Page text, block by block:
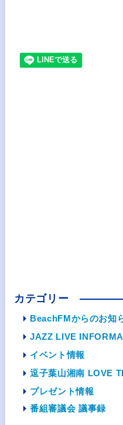
カテゴリー
BeachFMからのお知
JAZZ LIVE
イベント情報
逗子葉山湘南 LOVE
プレゼント情報
番組審議会 議事録